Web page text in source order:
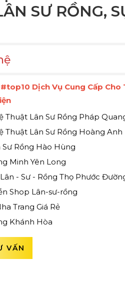
SƯ RỒNG,
Dịch Vụ Cung Cấp Cho
Thuật Lân Sư Rồng Pháp
Thuật Lân Sư Rồng Hoàng Anh
Rồng Hào Hùng
Minh Yên Long
- Sư - Rồng Thọ Phước
Shop Lân-sư-rồng
Trang Giá Rẻ
Khánh Hòa
VẤN